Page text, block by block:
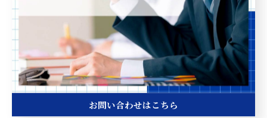
た対策を提供しているか、入試直前のフォロー体制が充
実しているかを確認しましょう。こうしたポイントを押
さえることで、実際の試験での得点力アップが期待でき
ます。
塾が提供する最新入試対策の活用術
お問い合わせはこちら